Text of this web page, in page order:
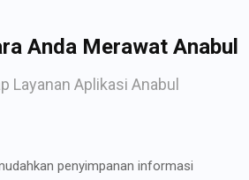
Anda Merawat Anabul
Layanan Aplikasi Anabul
penyimpanan informasi